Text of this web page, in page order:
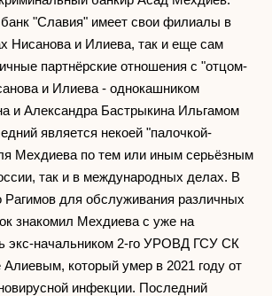
"Славия" имеет свои филиалы в
Нисанова и Илиева, так и еще сам
партнёрские отношения с "отцом-
и Илиева - однокашником
и Александра Бастрыкина Ильгамом
является некоей "палочкой-
Мехдиева по тем или иным серьёзным
так и в международных делах. В
Рагимов для обслуживания различных
знакомил Мехдиева с уже на
экс-начальником 2-го УРОВД ГСУ СК
Алиевым, который умер в 2021 году от
инфекции. Последний